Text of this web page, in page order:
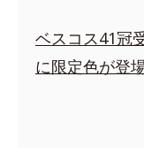
ベスコス41冠
に限定色が登